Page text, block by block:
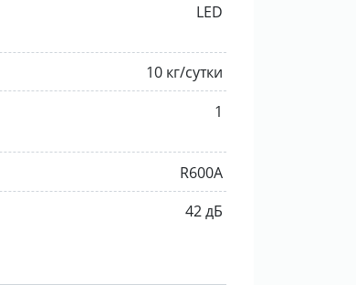
LED
10 кг/сутки
1
R600A
42 дБ